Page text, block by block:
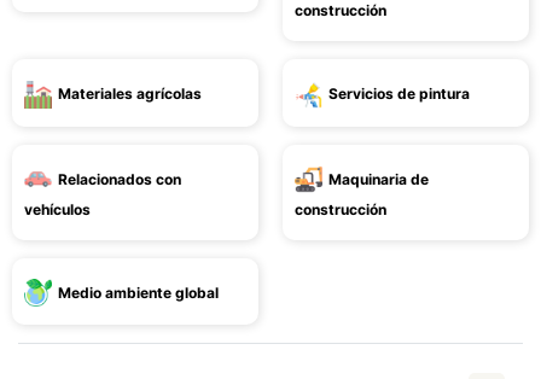
construcción
Materiales agrícolas Servicios de pintura
Relacionados con
vehículos
Maquinaria de
construcción
Medio ambiente global